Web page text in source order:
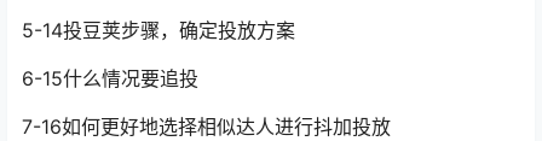
5-14投豆荚步骤，确定投放方案
6-15什么情况要追投
7-16如何更好地选择相似达人进行抖加投放